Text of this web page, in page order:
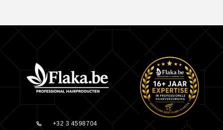
+32 3 4598704